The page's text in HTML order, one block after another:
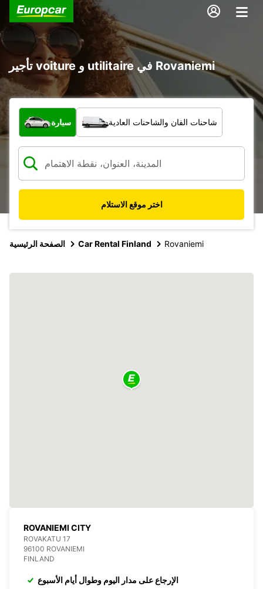
تأجير voiture و utilitaire في Rovaniemi
ما نوع المركبة؟
سيارة شاحنات الفان والشاحنات العادية
اختر موقع الاستلام
الصفحة الرئيسية Car Rental Finland Rovaniemi
ROVANIEMI CITY
ROVAKATU 17
96100 ROVANIEMI
FINLAND
الإرجاع على مدار اليوم وطوال أيام الأسبوع